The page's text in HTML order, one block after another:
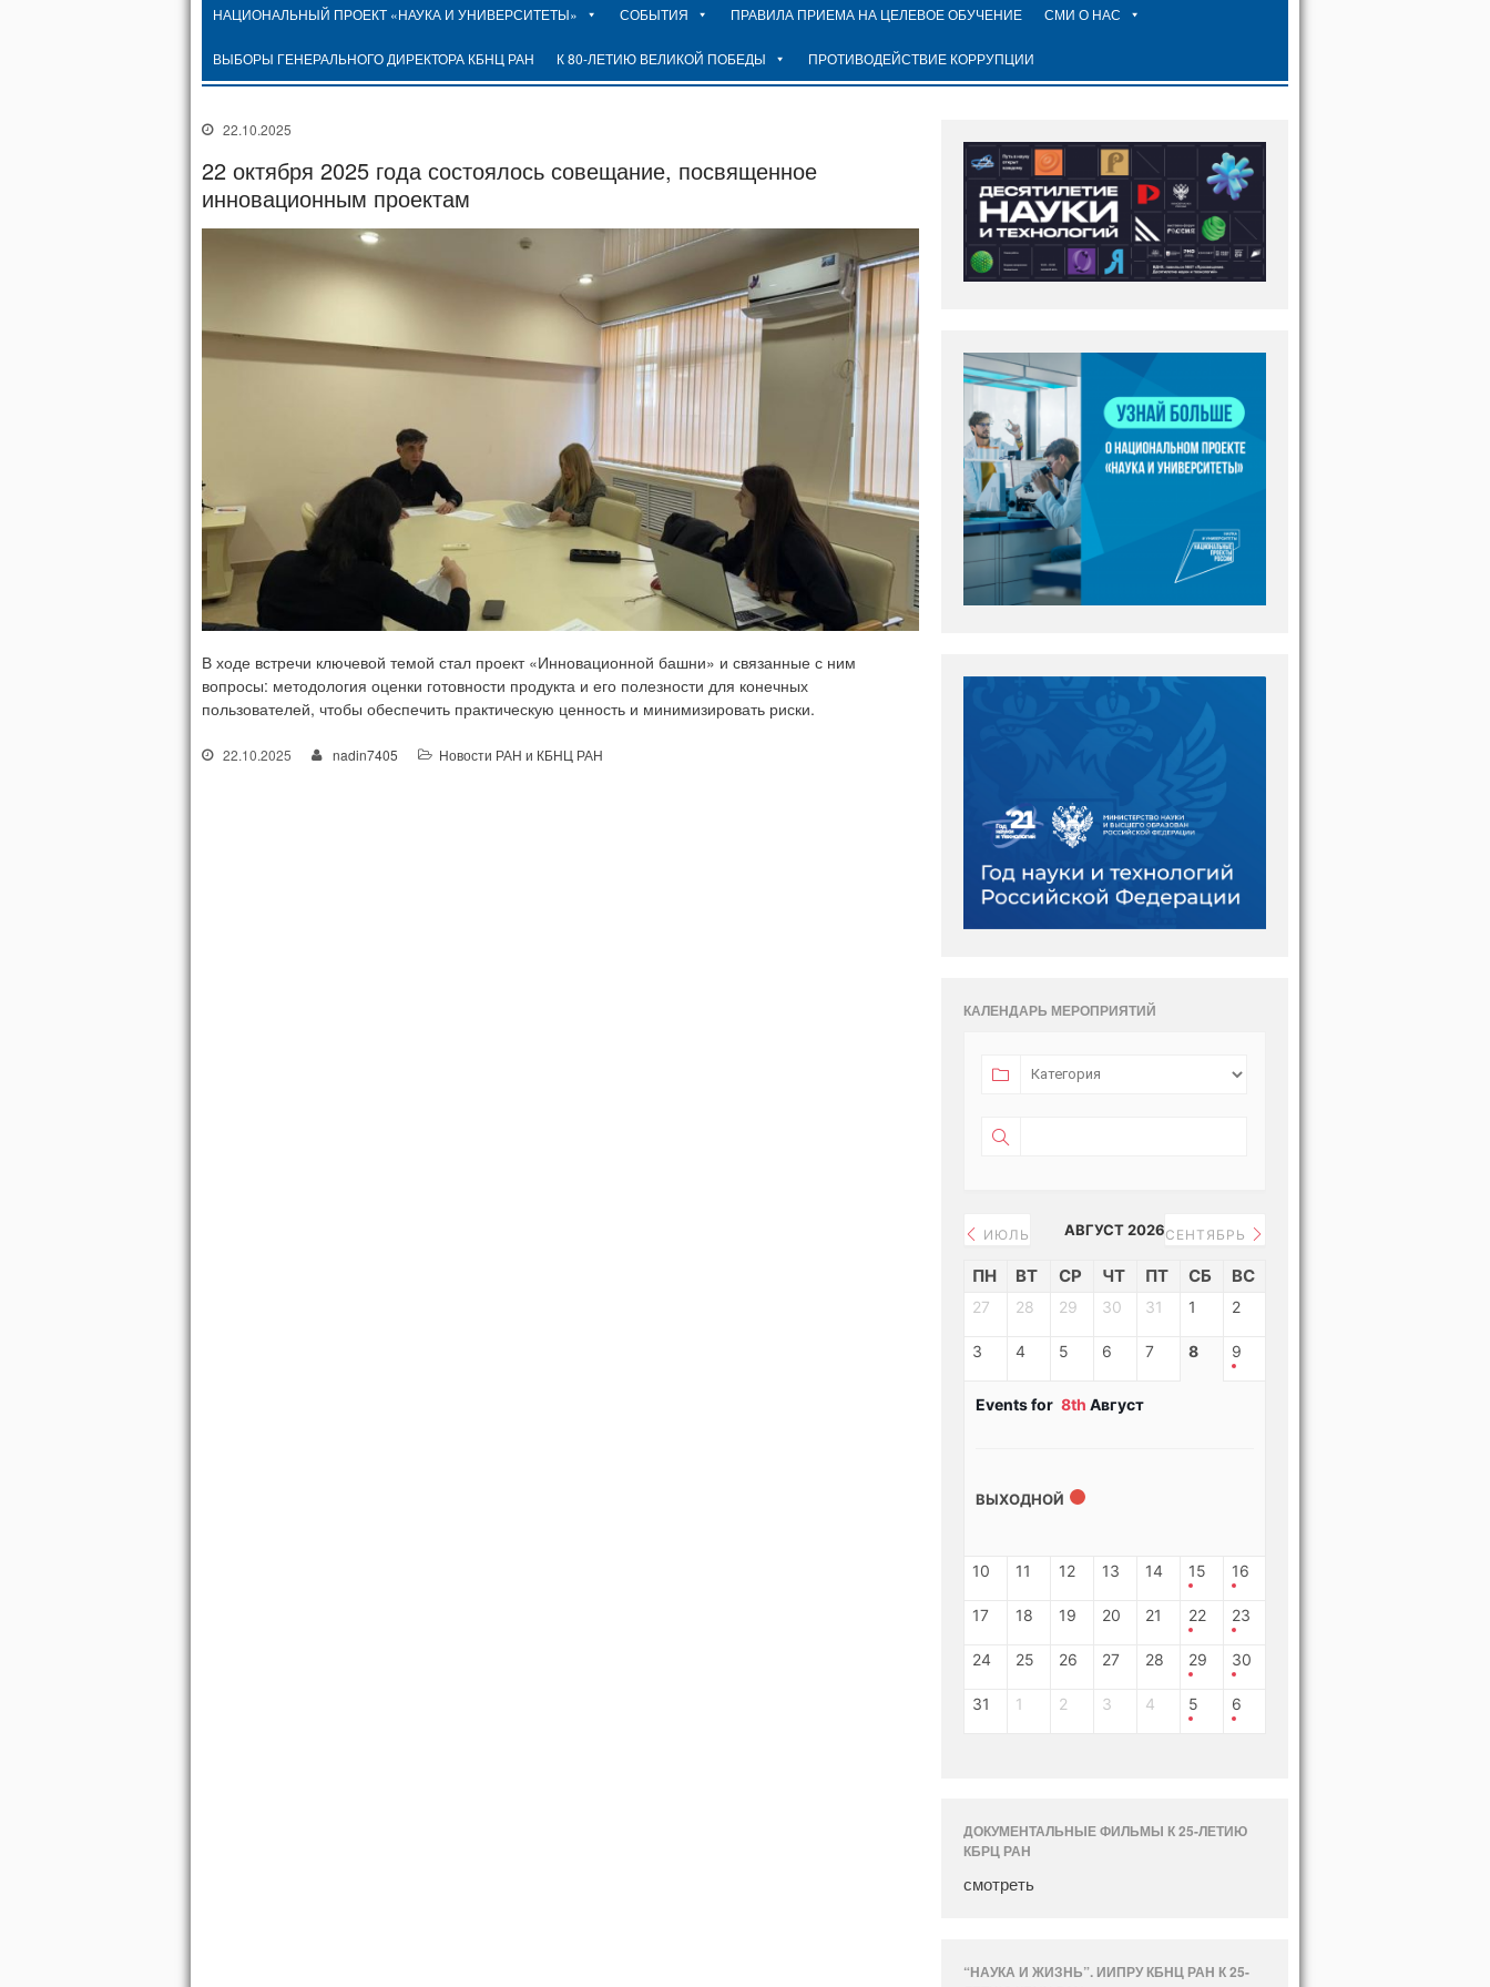
НАЦИОНАЛЬНЫЙ ПРОЕКТ «НАУКА И УНИВЕРСИТЕТЫ» СОБЫТИЯ ПРАВИЛА ПРИЕМА НА ЦЕЛЕВОЕ ОБУЧЕНИЕ СМИ О НАС
ВЫБОРЫ ГЕНЕРАЛЬНОГО ДИРЕКТОРА КБНЦ РАН К 80-ЛЕТИЮ ВЕЛИКОЙ ПОБЕДЫ ПРОТИВОДЕЙСТВИЕ КОРРУПЦИИ
22.10.2025
22 октября 2025 года состоялось совещание, посвященное
инновационным проектам
В ходе встречи ключевой темой стал проект «Инновационной башни» и связанные с ним
вопросы: методология оценки готовности продукта и его полезности для конечных
пользователей, чтобы обеспечить практическую ценность и минимизировать риски.
22.10.2025 nadin7405 Новости РАН и КБНЦ РАН
КАЛЕНДАРЬ МЕРОПРИЯТИЙ
ИЮЛЬ АВГУСТ 2026СЕНТЯБРЬ
ПН ВТ СР ЧТ ПТ СБ ВС
27 28 29 30 31 1 2
3 4 5 6 7 8 9
Events for 8th Август
ВЫХОДНОЙ
10 11 12 13 14 15 16
17 18 19 20 21 22 23
24 25 26 27 28 29 30
31 1 2 3 4 5 6
ДОКУМЕНТАЛЬНЫЕ ФИЛЬМЫ К 25-ЛЕТИЮ
КБРЦ РАН
смотреть
“НАУКА И ЖИЗНЬ”. ИИПРУ КБНЦ РАН К 25-